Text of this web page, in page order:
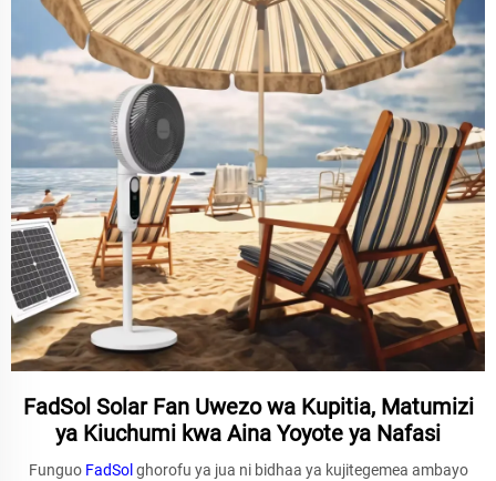
FadSol Solar Fan Uwezo wa Kupitia, Matumizi
ya Kiuchumi kwa Aina Yoyote ya Nafasi
Funguo FadSol ghorofu ya jua ni bidhaa ya kujitegemea ambayo